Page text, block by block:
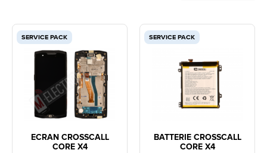
SERVICE PACK
ECRAN CROSSCALL
CORE X4
SERVICE PACK
BATTERIE CROSSCALL
CORE X4